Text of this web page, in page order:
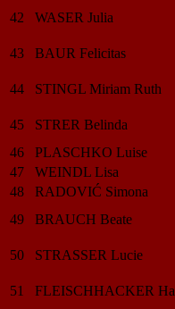
42
WASER Julia
43 BAUR Felicitas
44 STINGL Miriam Ruth
45 STRER Belinda
46
PLASCHKO Luise
47
WEINDL Lisa
48
RADOVIĆ Simona
49
BRAUCH Beate
50 STRASSER Lucie
51 FLEISCHHACKER